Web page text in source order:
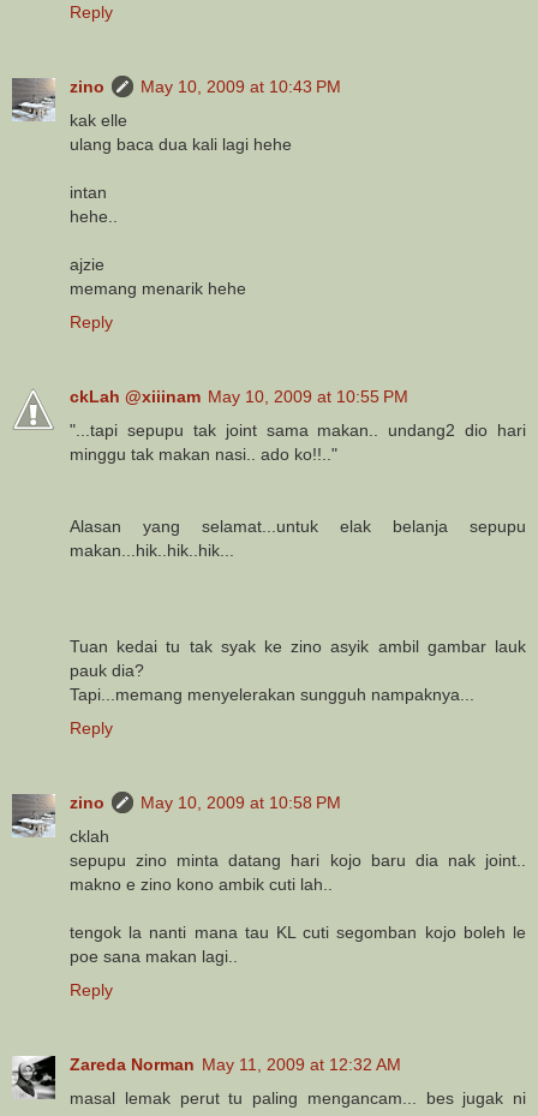
Reply
zino
May 10, 2009 at 10:43 PM
kak elle
ulang baca dua kali lagi hehe
intan
hehe..
ajzie
memang menarik hehe
Reply
ckLah @xiiinam May 10, 2009 at 10:55 PM
"...tapi sepupu tak joint sama makan.. undang2 dio hari
minggu tak makan nasi.. ado ko!!.."
Alasan yang selamat...untuk elak belanja sepupu
makan...hik..hik..hik...
Tuan kedai tu tak syak ke zino asyik ambil gambar lauk
pauk dia?
Tapi...memang menyelerakan sungguh nampaknya...
Reply
zino
May 10, 2009 at 10:58 PM
cklah
sepupu zino minta datang hari kojo baru dia nak joint..
makno e zino kono ambik cuti lah..
tengok la nanti mana tau KL cuti segomban kojo boleh le
poe sana makan lagi..
Reply
Zareda Norman May 11, 2009 at 12:32 AM
masal lemak perut tu paling mengancam... bes jugak ni